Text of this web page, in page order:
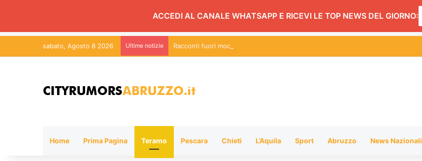
ACCEDI AL CANALE WHATSAPP E RICEVI LE TOP NEWS DEL GIORNO:
sabato, Agosto 8 2026 Ultime notizie Racconti fuori moda: a Silvi i libro di Gilda Totaro
Home Prima Pagina Teramo Pescara Chieti L’Aquila Sport Abruzzo News Nazionali